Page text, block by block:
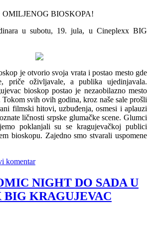
BIOSKOPA!
u subotu, 19. jula, u Cineplexx BIG
je otvorio svoja vrata i postao mesto gde
priče oživljavale, a publika ujedinjavala.
bioskop postao je nezaobilazno mesto
svih ovih godina, kroz naše sale prošli
filmski hitovi, uzbuđenja, osmesi i aplauzi
ličnosti srpske glumačke scene. Glumci
poklanjali su se kragujevačkoj publici
bioskopu. Zajedno smo stvarali uspomene
komentar
NIGHT DO SADA U
BIG KRAGUJEVAC